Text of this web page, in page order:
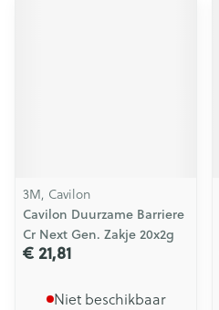
3M, Cavilon
Cavilon Duurzame Barriere
Cr Next Gen. Zakje 20x2g
€ 21,81
Niet beschikbaar